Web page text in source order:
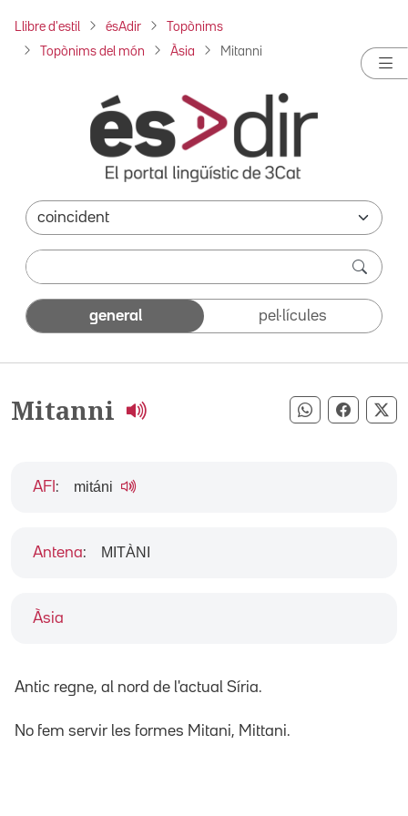
Llibre d'estil ésAdir Topònims
Topònims del món Àsia Mitanni
general pel·lícules
Mitanni Compartir
Àsia
AFI : mitáni
Antena: MITÀNI
Antic regne, al nord de l'actual Síria.
No fem servir les formes Mitani, Mittani.